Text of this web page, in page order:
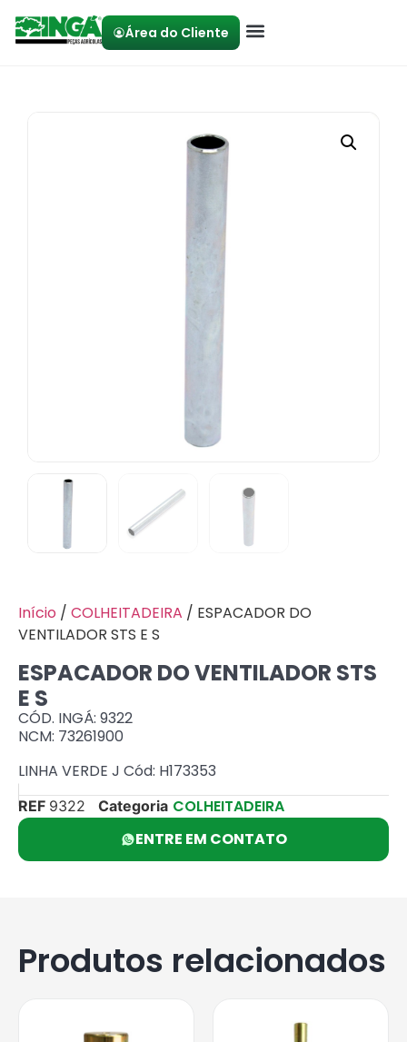
Área do Cliente
Início / COLHEITADEIRA / ESPACADOR DO
VENTILADOR STS E S
ESPACADOR DO VENTILADOR STS
E S
CÓD. INGÁ: 9322
NCM: 73261900
LINHA VERDE J Cód: H173353
REF 9322 Categoria COLHEITADEIRA
ENTRE EM CONTATO
Produtos relacionados